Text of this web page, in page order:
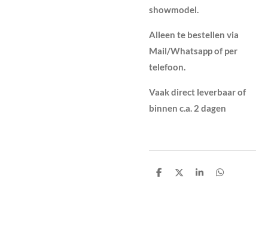
showmodel.
Alleen te bestellen via
Mail/Whatsapp of per
telefoon.
Vaak direct leverbaar of
binnen c.a. 2 dagen
D
D
S
D